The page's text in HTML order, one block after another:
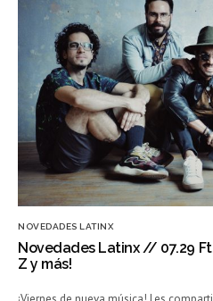
NOVEDADES LATINX
Novedades Latinx // 07.29
Z y más!